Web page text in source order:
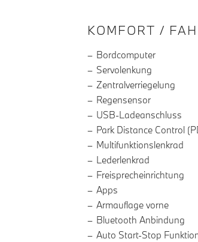
KOMFORT /
Bordcomputer
Servolenkung
Zentralverriegelung
Regensensor
USB-Ladeanschluss
Park Distance Control
Multifunktionslenkrad
Lederlenkrad
Freisprecheinrichtung
Apps
Armauflage vorne
Bluetooth Anbindung
Auto Start-Stop